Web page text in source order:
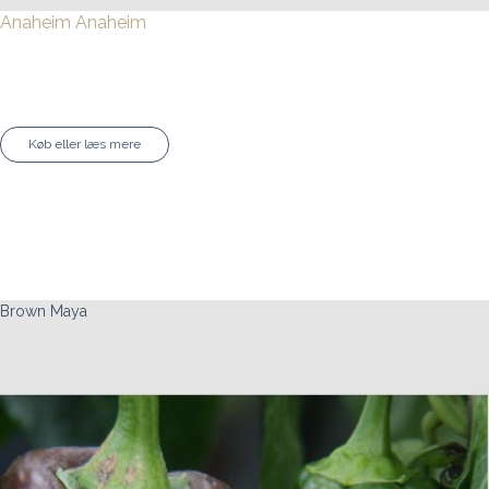
Anaheim Anaheim
Køb eller læs mere
Brown Maya